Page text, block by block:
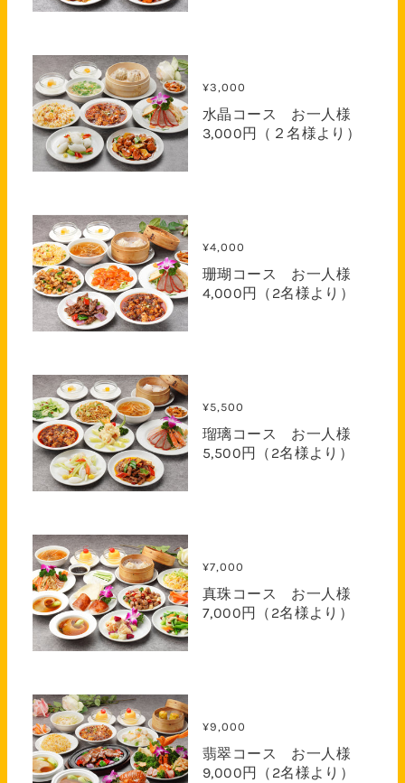
¥3,000
水晶コース お一人様
3,000円（２名様より）
¥4,000
珊瑚コース お一人様
4,000円（2名様より）
¥5,500
瑠璃コース お一人様
5,500円（2名様より）
¥7,000
真珠コース お一人様
7,000円（2名様より）
¥9,000
翡翠コース お一人様
9,000円（2名様より）